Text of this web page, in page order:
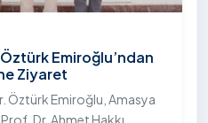
Emiroğlu’ndan
Ziyaret
Öztürk Emiroğlu, Amasya
Dr. Ahmet Hakkı